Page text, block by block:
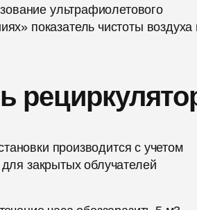
ультрафиолетового
показатель чистоты воздуха
производится с учетом
закрытых облучателей